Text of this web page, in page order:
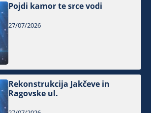
Pojdi kamor te srce vodi
27/07/2026
Rekonstrukcija Jakčeve in
Ragovske ul.